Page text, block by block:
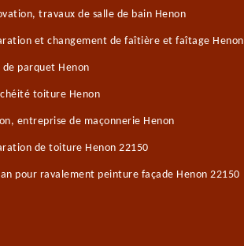
travaux de salle de bain Henon
et changement de faîtière et faîtage Henon
de parquet Henon
toiture Henon
entreprise de maçonnerie Henon
de toiture Henon 22150
pour ravalement peinture façade Henon 22150